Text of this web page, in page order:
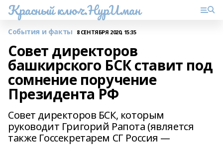
Красный ключ.НурИман
События и факты 8 СЕНТЯБРЯ 2020, 15:35
Совет директоров
башкирского БСК ставит под
сомнение поручение
Президента РФ
Совет директоров БСК, которым
руководит Григорий Рапота (является
также Госсекретарем СГ Россия —